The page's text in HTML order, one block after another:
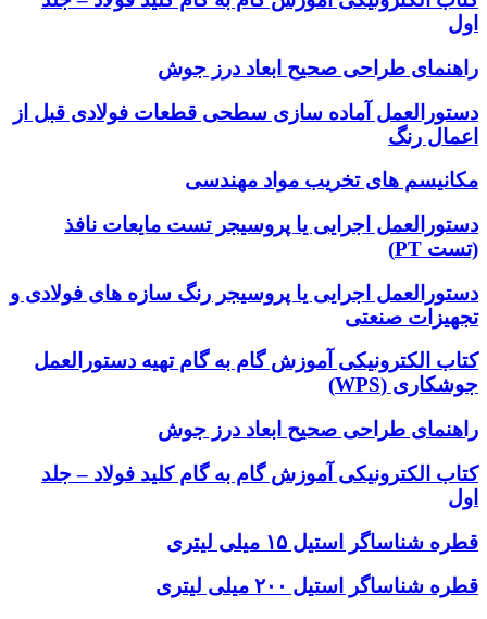
اول
راهنمای طراحی صحیح ابعاد درز جوش
دستورالعمل آماده سازی سطحی قطعات فولادی قبل از
اعمال رنگ
مکانیسم های تخریب مواد مهندسی
دستورالعمل اجرایی یا پروسیجر تست مایعات نافذ
(تست PT)
دستورالعمل اجرایی یا پروسیجر رنگ سازه های فولادی و
تجهیزات صنعتی
کتاب الکترونیکی آموزش گام به گام تهیه دستورالعمل
جوشکاری (WPS)
راهنمای طراحی صحیح ابعاد درز جوش
کتاب الکترونیکی آموزش گام به گام کلید فولاد – جلد
اول
قطره شناساگر استیل ۱۵ میلی لیتری
قطره شناساگر استیل ۲۰۰ میلی لیتری